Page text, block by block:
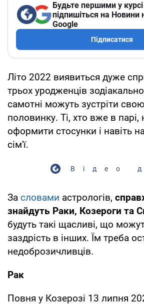
Будьте першими у
підпишіться на Новини
Google
Підписатися
Літо 2022 виявиться дуже
трьох уродженців
самотні можуть зустріти
половинку. Ті, хто вже в парі,
оформити стосунки і навіть
сім'ї.
Відео
За словами астрологів,
знайдуть Раки, Козероги та
будуть такі щасливі, що
заздрість в інших. Їм треба
недоброзичливців.
Рак
Повня у Козерозі 13 липня